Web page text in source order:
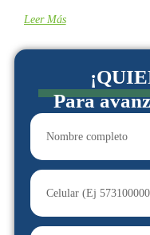
Leer Más
Para